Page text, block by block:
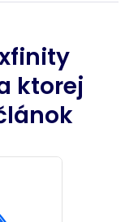
ktorej